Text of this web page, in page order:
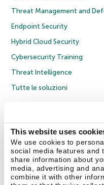
This website uses
We use cookies to
social media features and
share information about
media, advertising and
combine it with other
Threat Management and
Endpoint Security
Hybrid Cloud Security
Cybersecurity Training
Threat Intelligence
Tutte le soluzioni
Policy anticorruzione
Contratto
Cookies
Contatti Chi siamo Partner